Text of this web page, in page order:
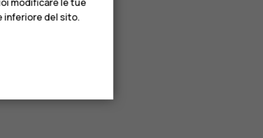
inferiore del sito.